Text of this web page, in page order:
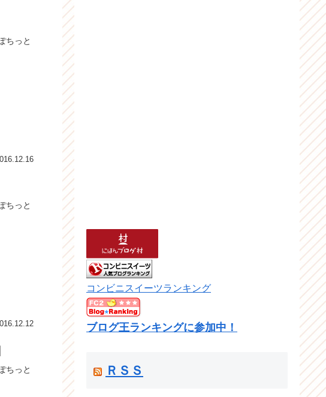
ちっと
ちっと
ちっと
コンビニスイーツランキング
ブログ王ランキングに参加中！
ＲＳＳ